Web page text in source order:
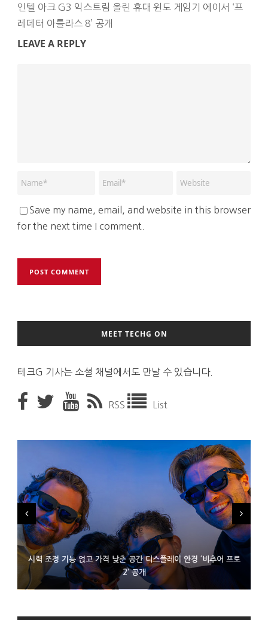
인텔 아크 G3 익스트림 올린 휴대 윈도 게임기 에이서 ‘프
레데터 아틀라스 8’ 공개
LEAVE A REPLY
Save my name, email, and website in this browser
for the next time I comment.
MEET TECHG ON
테크G 기사는 소셜 채널에서도 만날 수 있습니다.
RSS List
시력 조정 기능 얹고 가격 낮춘 공간 디스플레이 안경 ‘비추어 프로
2’ 공개
D램 부족에 10억달러어치 아이폰18 프로세서 패키징 대기 중
300~400달러 반지형 스피커 준비하는 오픈AI